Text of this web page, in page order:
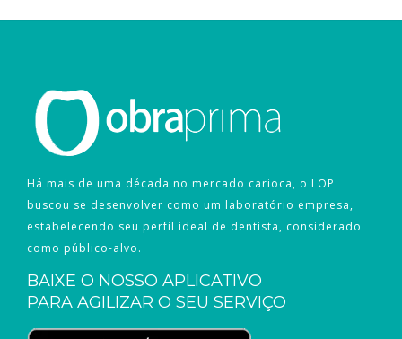
Há mais de uma década no mercado carioca, o LOP
buscou se desenvolver como um laboratório empresa,
estabelecendo seu perfil ideal de dentista, considerado
como público-alvo.
BAIXE O NOSSO APLICATIVO
PARA AGILIZAR O SEU SERVIÇO